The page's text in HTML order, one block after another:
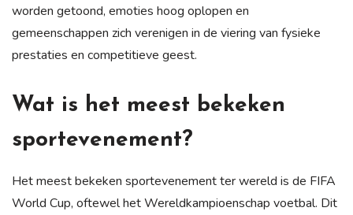
worden getoond, emoties hoog oplopen en
gemeenschappen zich verenigen in de viering van fysieke
prestaties en competitieve geest.
Wat is het meest bekeken
sportevenement?
Het meest bekeken sportevenement ter wereld is de FIFA
World Cup, oftewel het Wereldkampioenschap voetbal. Dit